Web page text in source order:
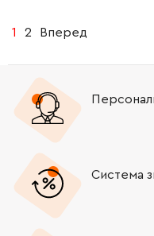
1 2 Вперед
Система